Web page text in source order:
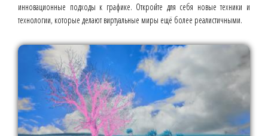
инновационные подходы к графике. Откройте для себя новые техники и
технологии, которые делают виртуальные миры ещё более реалистичными.